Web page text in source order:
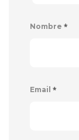
Nombre *
Email *